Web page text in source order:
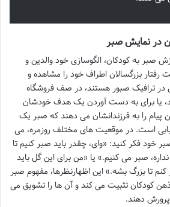
در نمایش صبر
صبر به کودکان، الگوسازی خود والدین و
رفتار بزرگسالان اطراف خود را مشاهده و
در ترافیک صبور هستند، در صف فروشگاه
یا برای به دست آوردن یک هدف خودشان
پیام را به فرزندانشان می دهند که صبر یک
است. در موقعیت های مختلف روزمره، می
خود فکر کنید: «وای، چقدر باید صبر کنیم تا
صبر می کنیم.» یا «من برای این گل باید
تا بزرگ بشه.» این اظهارنظرها، مفهوم صبر
کودکان تثبیت می کند و آن ها را تشویق می
پرورش دهند.